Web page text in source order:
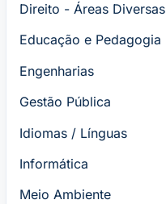
Direito - Áreas Diversas
Educação e Pedagogia
Engenharias
Gestão Pública
Idiomas / Línguas
Informática
Meio Ambiente